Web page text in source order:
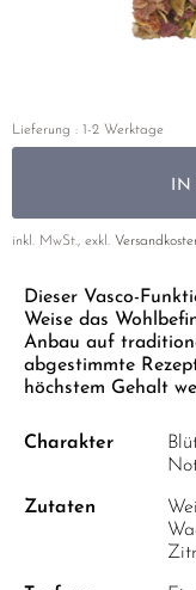
GELBER TEE
SETS & GIFTS
PHOENIX
ZHANGPING
JAPAN
THAILAND
SETS & GIFTS
TÜRKEI
SETS & GIFTS
NACH SORTE
MATE TEE
SELTENE
PERIMENO
Dieser Vasco-
Weise das
Anbau auf
abgestimmte
höchstem Gehalt
Charakter
Zutaten
IN
Lieferung : 1-2 Werktage
inkl. MwSt., exkl.